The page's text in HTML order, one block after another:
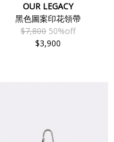
OUR LEGACY
黑色圖案印花領帶
$7,800 50%off
$3,900